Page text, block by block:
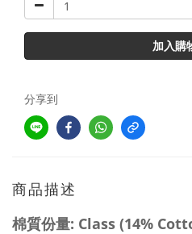
加入購
分享到
商品描述
棉質份量: Class (14%